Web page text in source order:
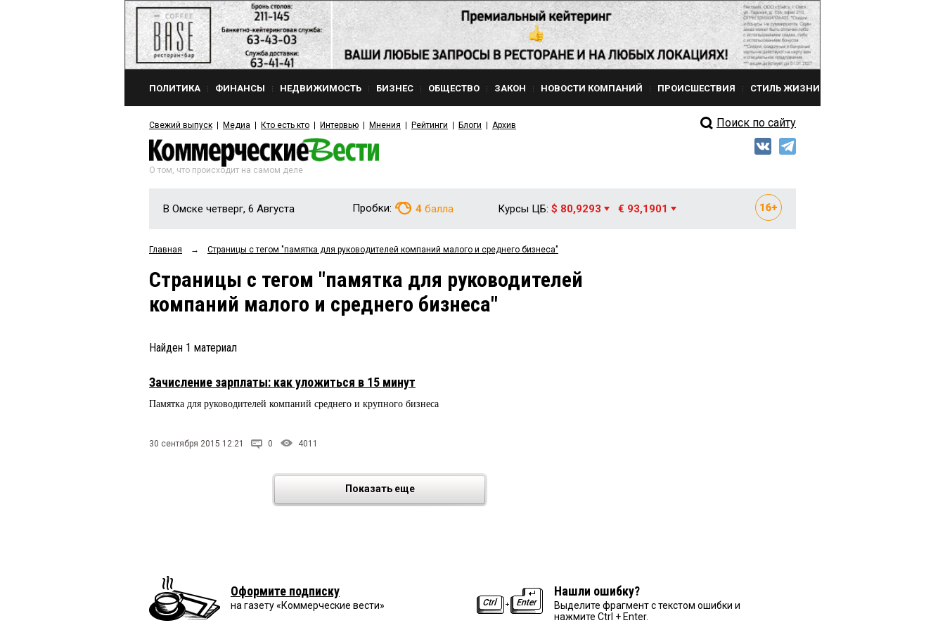
ПОЛИТИКА ФИНАНСЫ НЕДВИЖИМОСТЬ БИЗНЕС ОБЩЕСТВО ЗАКОН НОВОСТИ КОМПАНИЙ ПРОИСШЕСТВИЯ СТИЛЬ ЖИЗНИ
Свежий выпуск Медиа Кто есть кто Интервью Мнения Рейтинги Блоги Архив Поиск по сайту
О том, что происходит на самом деле
В Омске четверг, 6 Августа Пробки: 4 балла Курсы ЦБ: $ 80,9293 € 93,1901
Главная → Страницы c тегом "памятка для руководителей компаний малого и среднего бизнеса"
Страницы c тегом "памятка для руководителей
компаний малого и среднего бизнеса"
Найден 1 материал
Зачисление зарплаты: как уложиться в 15 минут
Памятка для руководителей компаний среднего и крупного бизнеса
30 сентября 2015 12:21 0 4011
Показать еще
Оформите подписку
на газету «Коммерческие вести»
Нашли ошибку?
Выделите фрагмент с текстом ошибки и
нажмите Ctrl + Enter.